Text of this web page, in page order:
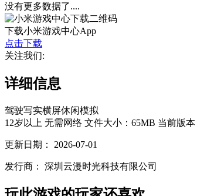
没有更多数据了....
下载小米游戏中心App
点击下载
关注我们:
详细信息
驾驶写实横屏休闲模拟
12岁以上 无需网络 文件大小：65MB 当前版本
更新日期： 2026-07-01
发行商： 深圳云漫时光科技有限公司